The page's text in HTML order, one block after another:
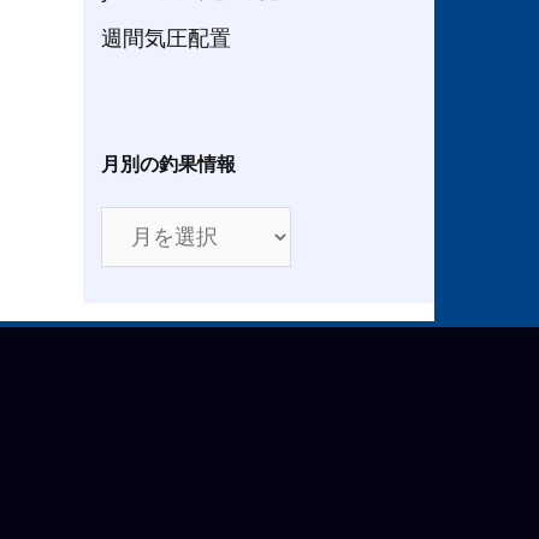
週間気圧配置
月別の釣果情報
別
釣